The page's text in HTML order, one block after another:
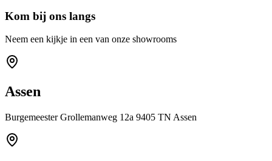
Kom bij ons langs
Neem een kijkje in een van onze showrooms
Assen
Burgemeester Grollemanweg 12a 9405 TN Assen